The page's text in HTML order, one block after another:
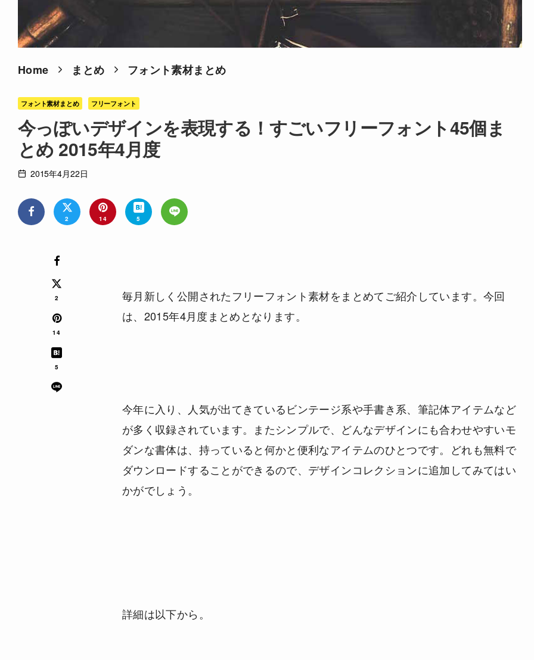
Home まとめ フォント素材まとめ
フォント素材まとめ フリーフォント
今っぽいデザインを表現する！すごいフリーフォント45個ま
とめ 2015年4月度
2015年4月22日
2 14 5
2
14
5
毎月新しく公開されたフリーフォント素材をまとめてご紹介しています。今回
は、 2015年4月度まとめとなります。
今年に入り、人気が出てきているビンテージ系や手書き系、筆記体アイテムなど
が多く収録されています。またシンプルで、どんなデザインにも合わせやすいモ
ダンな書体は、持っていると何かと便利なアイテムのひとつです。どれも無料で
ダウンロードすることができるので、デザインコレクションに追加してみてはい
かがでしょう。
詳細は以下から。